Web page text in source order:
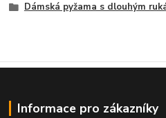
Dámská pyžama s dlouhým
Informace pro zákazníky